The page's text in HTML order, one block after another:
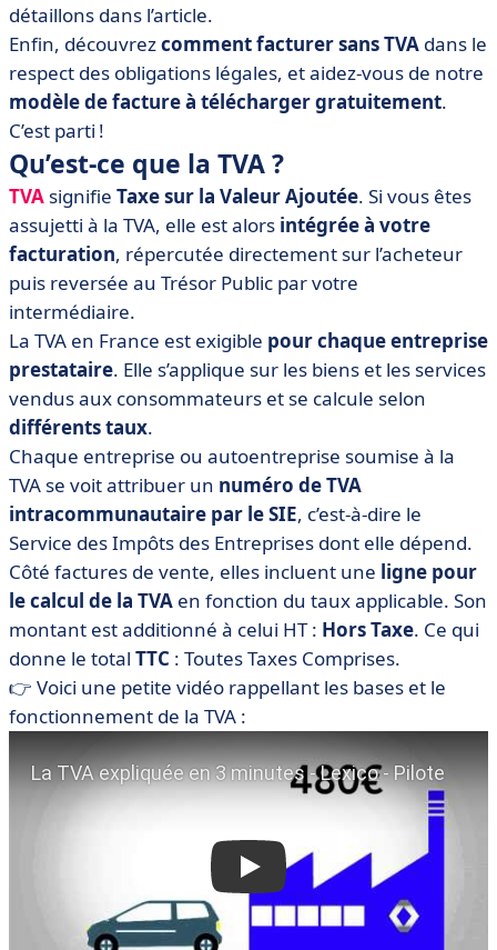
détaillons dans l’article.
Enfin, découvrezcomment facturer sans TVA dans le
respect des obligations légales, et aidez-vous de notre
modèle de facture à télécharger gratuitement.
C’est parti !
Qu’est-ce que la TVA ?
TVA signifie Taxe sur la Valeur Ajoutée. Si vous êtes
assujetti à la TVA, elle est alors intégrée à votre
facturation, répercutée directement sur l’acheteur
puis reversée au Trésor Public par votre
intermédiaire.
La TVA en France est exigible pour chaque entreprise
prestataire. Elle s’applique sur les biens et les services
vendus aux consommateurs et se calcule selon
différents taux.
Chaque entreprise ou autoentreprise soumise à la
TVA se voit attribuer un numéro de TVA
intracommunautaire par le SIE, c’est-à-dire le
Service des Impôts des Entreprises dont elle dépend.
Côté factures de vente, elles incluent une ligne pour
le calcul de la TVA en fonction du taux applicable. Son
montant est additionné à celui HT : Hors Taxe. Ce qui
donne le total TTC : Toutes Taxes Comprises.
👉 Voici une petite vidéo rappellant les bases et le
fonctionnement de la TVA :